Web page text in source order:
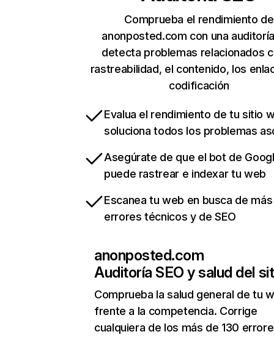
Comprueba el rendimiento de
anonposted.com con una
detecta problemas relacionados
rastreabilidad, el contenido, los
codificación
Evalua el rendimiento de tu sitio
soluciona todos los problemas
Asegúrate de que el bot de
puede rastrear e indexar tu web
Escanea tu web en busca de
errores técnicos y de SEO
anonposted.com
Auditoría SEO y salud del
Comprueba la salud general de tu
frente a la competencia. Corrige
cualquiera de los más de 130